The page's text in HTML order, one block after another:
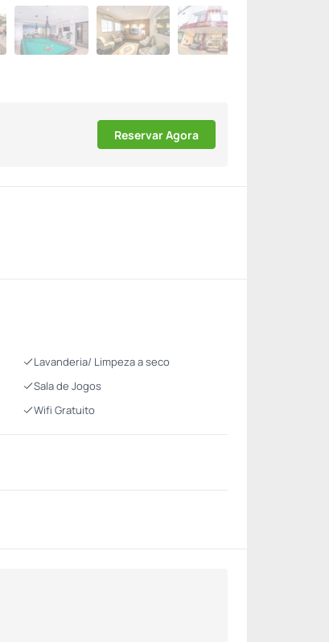
Reservar Agora
Lavanderia/ Limpeza a seco
Sala de Jogos
Wifi Gratuito